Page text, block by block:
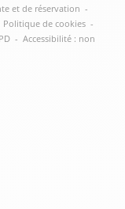
et de réservation -
Politique de cookies -
- Accessibilité : non